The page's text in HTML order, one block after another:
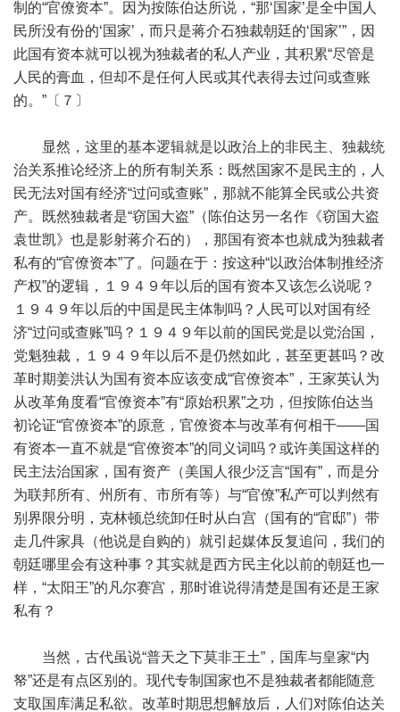
制的“官僚资本”。因为按陈伯达所说，“那‘国家’是全中国人
民所没有份的‘国家’，而只是蒋介石独裁朝廷的‘国家’”，因
此国有资本就可以视为独裁者的私人产业，其积累“尽管是
人民的膏血，但却不是任何人民或其代表得去过问或查账
的。”〔７〕
显然，这里的基本逻辑就是以政治上的非民主、独裁统
治关系推论经济上的所有制关系：既然国家不是民主的，人
民无法对国有经济“过问或查账”，那就不能算全民或公共资
产。既然独裁者是“窃国大盗”（陈伯达另一名作《窃国大盗
袁世凯》也是影射蒋介石的），那国有资本也就成为独裁者
私有的“官僚资本”了。问题在于：按这种“以政治体制推经济
产权”的逻辑，１９４９年以后的国有资本又该怎么说呢？
１９４９年以后的中国是民主体制吗？人民可以对国有经
济“过问或查账”吗？１９４９年以前的国民党是以党治国，
党魁独裁，１９４９年以后不是仍然如此，甚至更甚吗？改
革时期姜洪认为国有资本应该变成“官僚资本”，王家英认为
从改革角度看“官僚资本”有“原始积累”之功，但按陈伯达当
初论证“官僚资本”的原意，官僚资本与改革有何相干——国
有资本一直不就是“官僚资本”的同义词吗？或许美国这样的
民主法治国家，国有资产（美国人很少泛言“国有”，而是分
为联邦所有、州所有、市所有等）与“官僚”私产可以判然有
别界限分明，克林顿总统卸任时从白宫（国有的“官邸”）带
走几件家具（他说是自购的）就引起媒体反复追问，我们的
朝廷哪里会有这种事？其实就是西方民主化以前的朝廷也一
样，“太阳王”的凡尔赛宫，那时谁说得清楚是国有还是王家
私有？
当然，古代虽说“普天之下莫非王土”，国库与皇家“内
帑”还是有点区别的。现代专制国家也不是独裁者都能随意
支取国库满足私欲。改革时期思想解放后，人们对陈伯达关